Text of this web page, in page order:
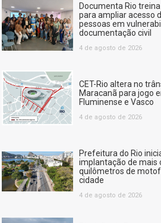
Documenta Rio
para ampliar acesso
pessoas em
documentação civil
4 de agosto de 2026
CET-Rio altera no
Maracanã para jogo
Fluminense e Vasco
4 de agosto de 2026
Prefeitura do Rio
implantação de mais
quilômetros de
cidade
4 de agosto de 2026